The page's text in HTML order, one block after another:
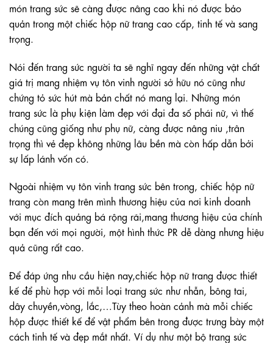
món trang sức sẽ càng được nâng cao khi nó được bảo
quản trong một chiếc hộp nữ trang cao cấp, tinh tế và sang
trọng.
Nói đến trang sức người ta sẽ nghĩ ngay đến những vật chất
giá trị mang nhiệm vụ tôn vinh người sở hữu nó cũng như
chứng tỏ sức hút mà bản chất nó mang lại. Những món
trang sức là phụ kiện làm đẹp với đại đa số phái nữ, vì thế
chúng cũng giống như phụ nữ, càng được nâng niu ,trân
trọng thì vẻ đẹp không những lâu bền mà còn hấp dẫn bởi
sự lấp lánh vốn có.
Ngoài nhiệm vụ tôn vinh trang sức bên trong, chiếc hộp nữ
trang còn mang trên mình thương hiệu của nơi kinh doanh
với mục đích quảng bá rộng rãi,mang thương hiệu của chính
bạn đến với mọi người, một hình thức PR dễ dàng nhưng hiệu
quả cũng rất cao.
Để đáp ứng nhu cầu hiện nay,chiếc hộp nữ trang được thiết
kế để phù hợp với mỗi loại trang sức như nhẫn, bông tai,
dây chuyền,vòng, lắc,…Tùy theo hoàn cảnh mà mỗi chiếc
hộp được thiết kế để vật phẩm bên trong được trưng bày một
cách tinh tế và đẹp mắt nhất. Ví dụ như một bộ trang sức